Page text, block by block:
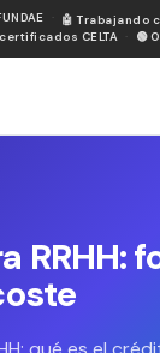
🤖 Trabajando
CELTA 🟢
RRHH: